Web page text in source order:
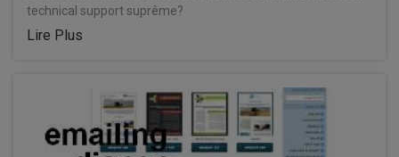
technical support suprême?
Lire Plus